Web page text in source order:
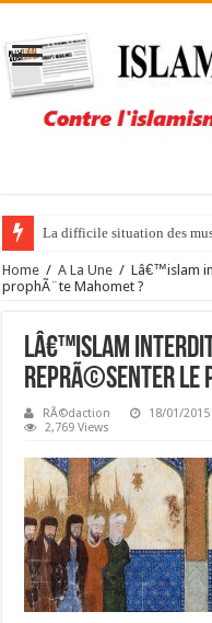
La difficile situation des
Home / A La Une / Lâ€™islam
prophÃ¨te Mahomet ?
Lâ€™islam
reprÃ©senter le
RÃ©daction 18/01/2015
2,769 Views